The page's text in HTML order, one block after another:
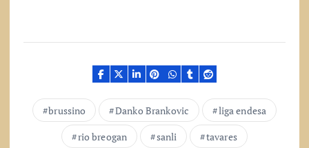
a
.
brussino Danko Brankovic
liga endesa
rio breogan
sanli tavares